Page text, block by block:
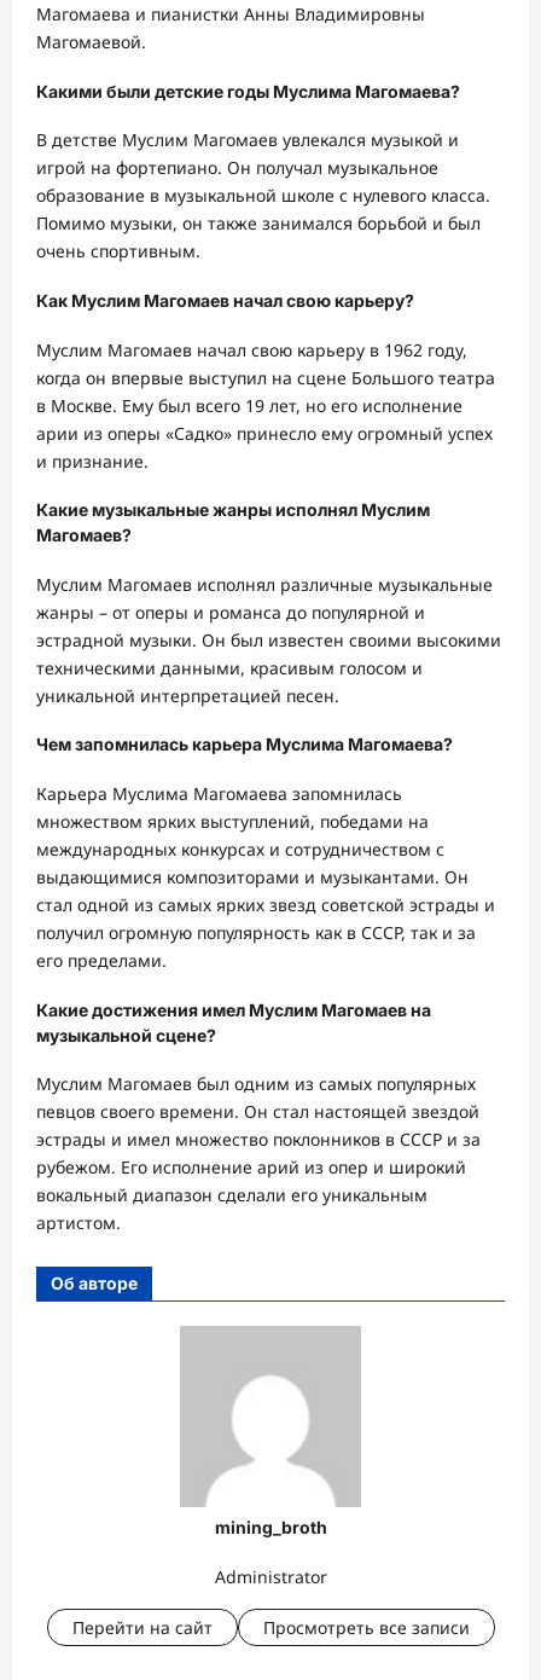
Магомаева и пианистки Анны Владимировны
Магомаевой.
Какими были детские годы Муслима Магомаева?
В детстве Муслим Магомаев увлекался музыкой и
игрой на фортепиано. Он получал музыкальное
образование в музыкальной школе с нулевого класса.
Помимо музыки, он также занимался борьбой и был
очень спортивным.
Как Муслим Магомаев начал свою карьеру?
Муслим Магомаев начал свою карьеру в 1962 году,
когда он впервые выступил на сцене Большого театра
в Москве. Ему был всего 19 лет, но его исполнение
арии из оперы «Садко» принесло ему огромный успех
и признание.
Какие музыкальные жанры исполнял Муслим
Магомаев?
Муслим Магомаев исполнял различные музыкальные
жанры – от оперы и романса до популярной и
эстрадной музыки. Он был известен своими высокими
техническими данными, красивым голосом и
уникальной интерпретацией песен.
Чем запомнилась карьера Муслима Магомаева?
Карьера Муслима Магомаева запомнилась
множеством ярких выступлений, победами на
международных конкурсах и сотрудничеством с
выдающимися композиторами и музыкантами. Он
стал одной из самых ярких звезд советской эстрады и
получил огромную популярность как в СССР, так и за
его пределами.
Какие достижения имел Муслим Магомаев на
музыкальной сцене?
Муслим Магомаев был одним из самых популярных
певцов своего времени. Он стал настоящей звездой
эстрады и имел множество поклонников в СССР и за
рубежом. Его исполнение арий из опер и широкий
вокальный диапазон сделали его уникальным
артистом.
Об авторе
mining_broth
Administrator
Перейти на сайт Просмотреть все записи